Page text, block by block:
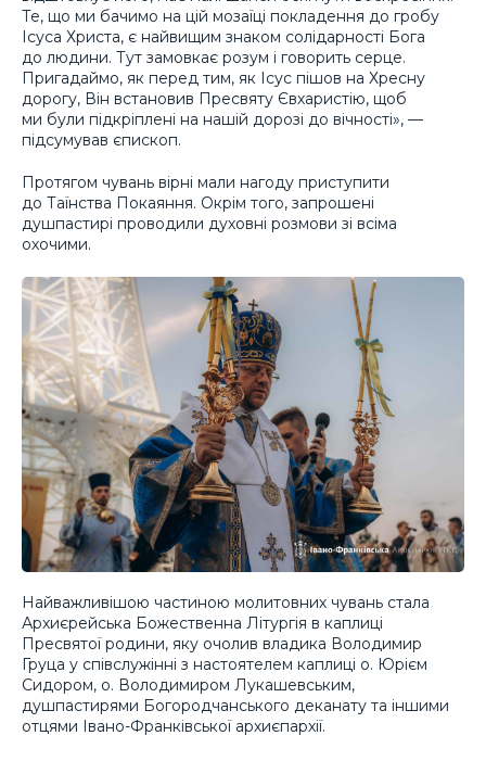
Те, що ми бачимо на цій мозаїці покладення до гробу
Ісуса Христа, є найвищим знаком солідарності Бога
до людини. Тут замовкає розум і говорить серце.
Пригадаймо, як перед тим, як Ісус пішов на Хресну
дорогу, Він встановив Пресвяту Євхаристію, щоб
ми були підкріплені на нашій дорозі до вічності», —
підсумував єпископ.
Протягом чувань вірні мали нагоду приступити
до Таїнства Покаяння. Окрім того, запрошені
душпастирі проводили духовні розмови зі всіма
охочими.
Найважливішою частиною молитовних чувань стала
Архиєрейська Божественна Літургія в каплиці
Пресвятої родини, яку очолив владика Володимир
Груца у співслужінні з настоятелем каплиці о. Юрієм
Сидором, о. Володимиром Лукашевським,
душпастирями Богородчанського деканату та іншими
отцями Івано-Франківської архиєпархії.